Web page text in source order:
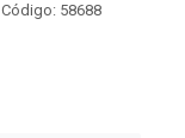
Código: 58688